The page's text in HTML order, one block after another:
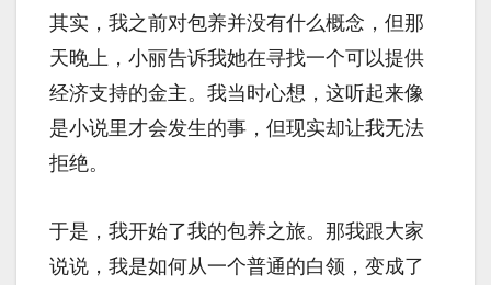
其实，我之前对包养并没有什么概念，但那
天晚上，小丽告诉我她在寻找一个可以提供
经济支持的金主。我当时心想，这听起来像
是小说里才会发生的事，但现实却让我无法
拒绝。
于是，我开始了我的包养之旅。那我跟大家
说说，我是如何从一个普通的白领，变成了